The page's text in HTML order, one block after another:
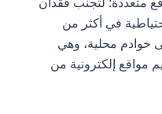
في أكثر من
محلية، وهي
إلكترونية من